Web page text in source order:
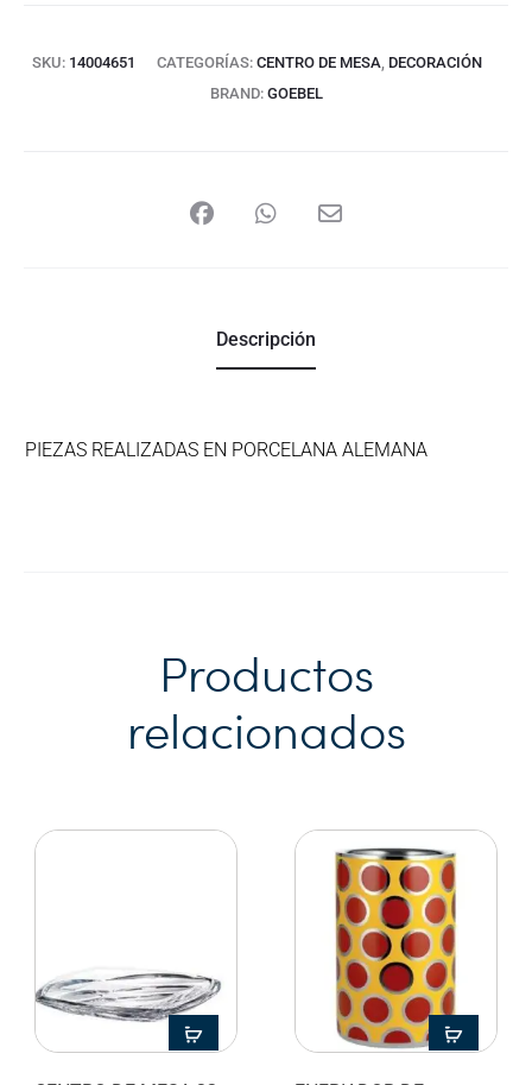
SKU: 14004651 CATEGORÍAS: CENTRO DE MESA, DECORACIÓN
BRAND: GOEBEL
Descripción
PIEZAS REALIZADAS EN PORCELANA ALEMANA
Productos
relacionados